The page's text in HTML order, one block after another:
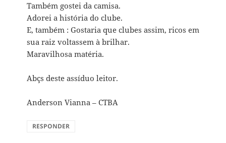
Também gostei da camisa.
Adorei a história do clube.
E, também : Gostaria que clubes assim, ricos em
sua raiz voltassem à brilhar.
Maravilhosa matéria.
Abçs deste assíduo leitor.
Anderson Vianna – CTBA
RESPONDER